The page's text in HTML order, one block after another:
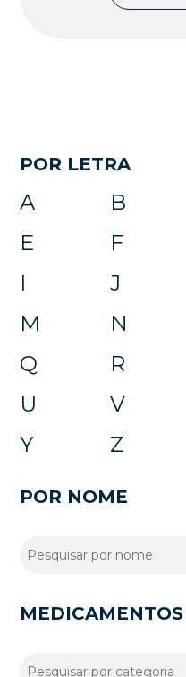
POR LETRA
A B
E
F
I
J
M
N
Q
R
U
V
Y
Z
POR NOME